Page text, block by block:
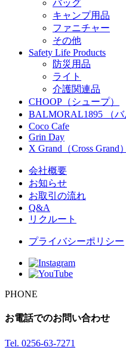
バッグ
キャンプ用品
ファニチャー
その他
Safety Life Products
防災用品
ライト
介護関連品
CHOOP（シュープ）
BALMORAL1895 （バ
Coco Cafe
Grin Day
X Grand（Cross Grand）
会社概要
お知らせ
お取引の流れ
Q&A
リクルート
プライバシーポリシー
PHONE
お電話でのお問い合わせ
Tel. 0256-63-7271